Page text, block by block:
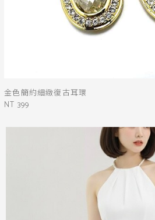
金色簡約細緻復古耳環
NT 399